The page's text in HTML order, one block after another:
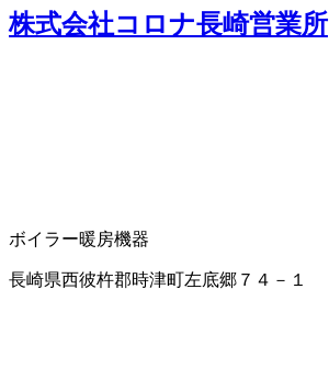
株式会社コロナ長崎営業所
ボイラー暖房機器
長崎県西彼杵郡時津町左底郷７４－１